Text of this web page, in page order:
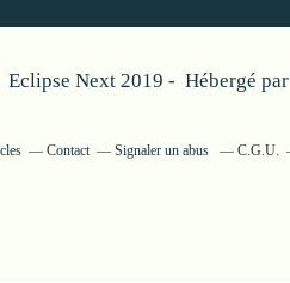
Eclipse Next 2019 - Hébergé par
Contact Signaler un abus C.G.U.